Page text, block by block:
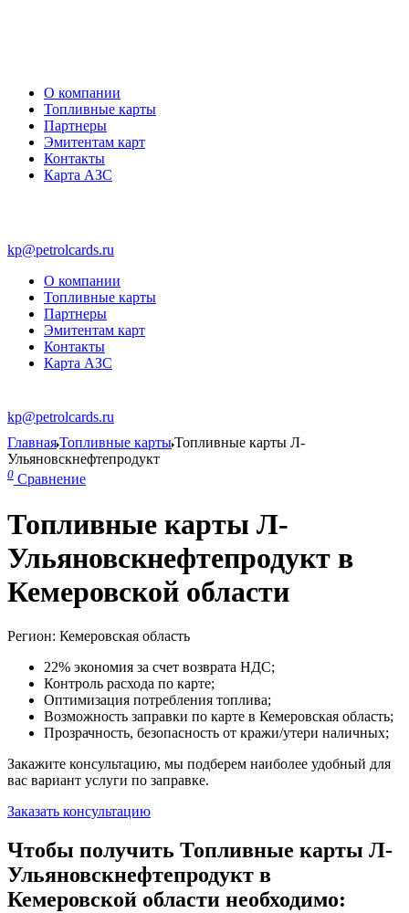
О компании
Топливные карты
Партнеры
Эмитентам карт
Контакты
Карта АЗС
kp@petrolcards.ru
О компании
Топливные карты
Партнеры
Эмитентам карт
Контакты
Карта АЗС
kp@petrolcards.ru
ГлавнаяТопливные картыТопливные карты Л-
Ульяновскнефтепродукт
0 Сравнение
Топливные карты Л-
Ульяновскнефтепродукт в
Кемеровской области
Регион: Кемеровская область
22% экономия за счет возврата НДС;
Контроль расхода по карте;
Оптимизация потребления топлива;
Возможность заправки по карте в Кемеровская область;
Прозрачность, безопасность от кражи/утери наличных;
Закажите консультацию, мы подберем наиболее удобный для
вас вариант услуги по заправке.
Заказать консультацию
Чтобы получить Топливные карты Л-
Ульяновскнефтепродукт в
Кемеровской области необходимо: